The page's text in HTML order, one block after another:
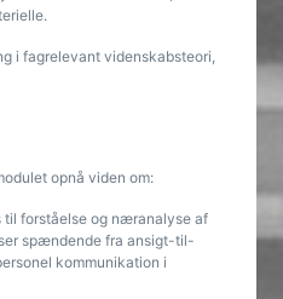
i fagrelevant videnskabsteori,
opnå viden om:
til forståelse og næranalyse af
spændende fra ansigt-til-
kommunikation i